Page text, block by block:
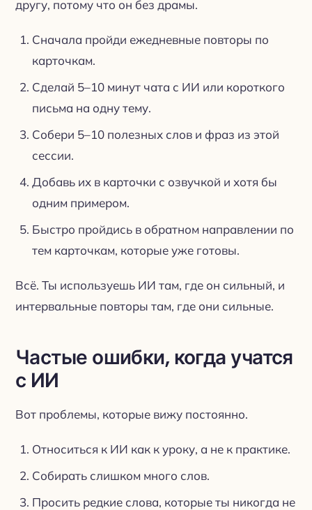
другу, потому что он без драмы.
Сначала пройди ежедневные повторы по
карточкам.
Сделай 5–10 минут чата с ИИ или короткого
письма на одну тему.
Собери 5–10 полезных слов и фраз из этой
сессии.
Добавь их в карточки с озвучкой и хотя бы
одним примером.
Быстро пройдись в обратном направлении по
тем карточкам, которые уже готовы.
Всё. Ты используешь ИИ там, где он сильный, и
интервальные повторы там, где они сильные.
Частые ошибки, когда учатся
с ИИ
Вот проблемы, которые вижу постоянно.
Относиться к ИИ как к уроку, а не к практике.
Собирать слишком много слов.
Просить редкие слова, которые ты никогда не